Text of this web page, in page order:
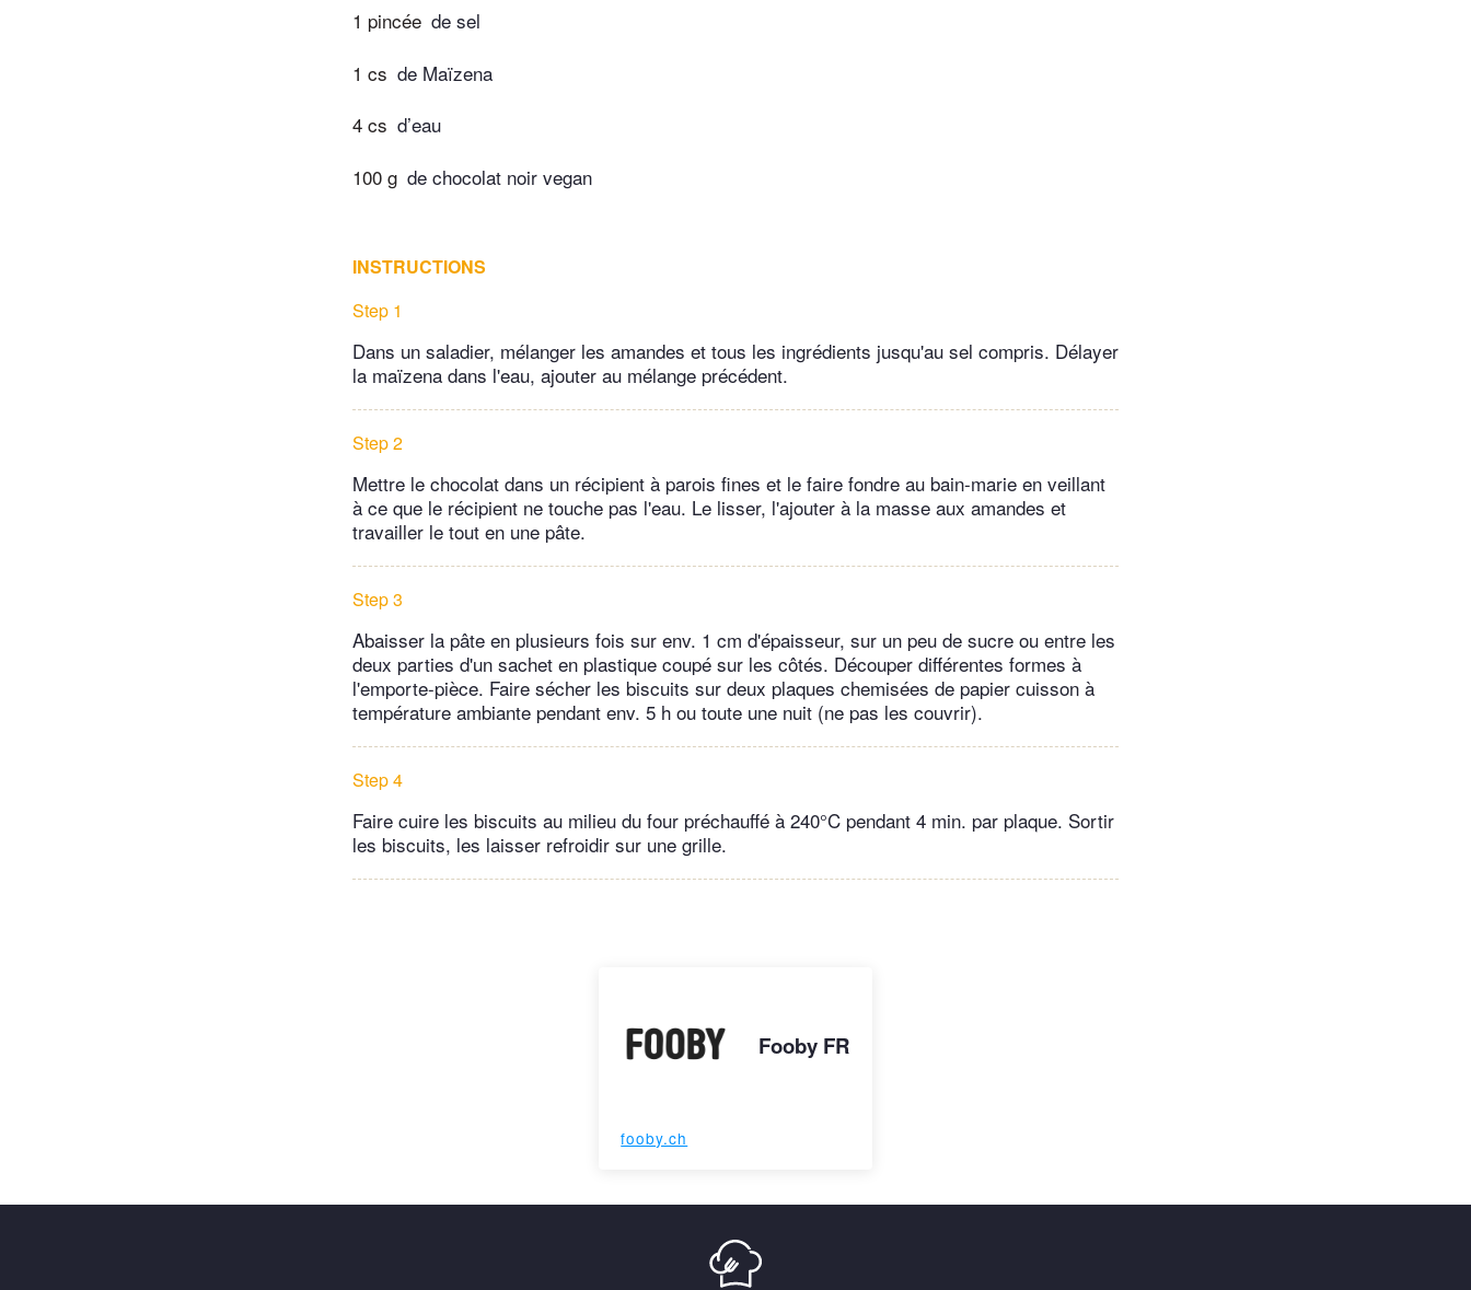
1 pincée de sel
1 cs de Maïzena
4 cs d’eau
100 g de chocolat noir vegan
INSTRUCTIONS
Step 1
Dans un saladier, mélanger les amandes et tous les ingrédients jusqu'au sel compris. Délayer
la maïzena dans l'eau, ajouter au mélange précédent.
Step 2
Mettre le chocolat dans un récipient à parois fines et le faire fondre au bain-marie en veillant
à ce que le récipient ne touche pas l'eau. Le lisser, l'ajouter à la masse aux amandes et
travailler le tout en une pâte.
Step 3
Abaisser la pâte en plusieurs fois sur env. 1 cm d'épaisseur, sur un peu de sucre ou entre les
deux parties d'un sachet en plastique coupé sur les côtés. Découper différentes formes à
l'emporte-pièce. Faire sécher les biscuits sur deux plaques chemisées de papier cuisson à
température ambiante pendant env. 5 h ou toute une nuit (ne pas les couvrir).
Step 4
Faire cuire les biscuits au milieu du four préchauffé à 240°C pendant 4 min. par plaque. Sortir
les biscuits, les laisser refroidir sur une grille.
Fooby FR
fooby.ch